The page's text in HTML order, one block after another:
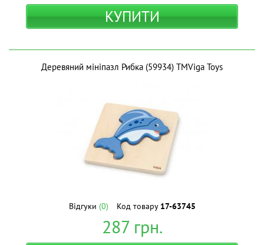
КУПИТИ
Деревяний мініпазл Рибка (59934) ТМViga Toys
Відгуки (0) Код товару 17-63745
287грн.